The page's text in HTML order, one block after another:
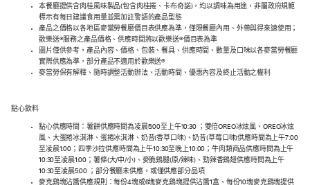
本餐廳提供含肉桂風味製品(包含肉桂捲、卡布奇諾)，均以調味為用途，非屬政府規範
標示有每日建議食用量並需加註警語的產品型態
產品之價格以各地區麥當勞餐廳價目表供應為準，僅限餐廳內用、外帶與得來速使用；
歡樂送®服務之產品價格、供應時間將以歡樂送®價目表為準
圖片僅供參考，產品內容、價格、包裝、餐具、供應時間、數量及口味以各麥當勞餐廳
實際供應為準，部分產品不適用於歡樂送®
麥當勞保有解釋、隨時調整活動辦法、活動時間、優惠內容及終止活動之權利
點心飲料
點心供應時間：薯餅供應時間為凌晨5:00至上午10:30 ；雙倍OREO冰炫風、OREO冰炫
風、大蛋捲冰淇淋、蛋捲冰淇淋、奶昔(香草口味)、奶昔(草莓口味)供應時間為上午7:00
至凌晨1:00；四季沙拉供應時間為上午10:30至晚上10:00；牛肉類商品供應時間為上午
10:30至凌晨1:00；薯條(大/中/小)、麥脆鷄腿(原/辣味)、勁辣香鷄翅供應時間為上午
10:30至凌晨5:00 ；部分餐廳未供應，或僅供應部分品項
麥克鷄塊沾醬供應規則：每份4塊或6塊麥克鷄塊提供沾醬1盒、每份10塊麥克鷄塊提供